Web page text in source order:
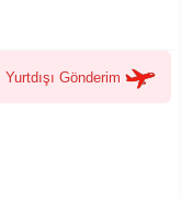
Yurtdışı Gönderim